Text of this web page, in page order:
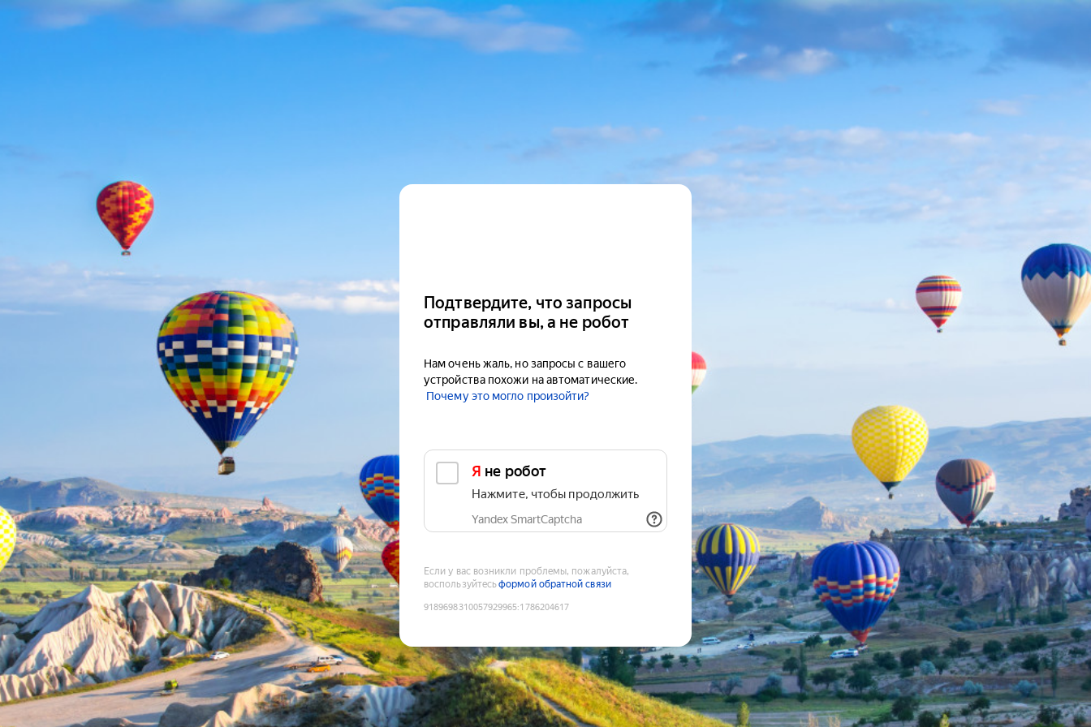
Подтвердите, что запросы
отправляли вы, а не робот
Нам очень жаль, но запросы с вашего
устройства похожи на автоматические.
Почему это могло произойти?
Я не робот
Нажмите, чтобы продолжить
Yandex SmartCaptcha
Если у вас возникли проблемы, пожалуйста,
воспользуйтесьформой обратной связи
9189698310057929965:1786204617